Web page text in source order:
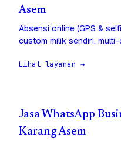
Asem
Absensi online (GPS &
custom milik sendiri, multi-
Lihat layanan →
Jasa WhatsApp
Karang Asem